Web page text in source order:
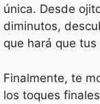
única. Desde
diminutos,
que hará que
Finalmente, te
los toques